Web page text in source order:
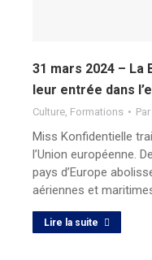
31 mars 2024 – La
leur entrée dans
Culture Formations Par
Miss Konfidentielle
l’Union européenne.
pays d’Europe
aériennes et
Lire la suite